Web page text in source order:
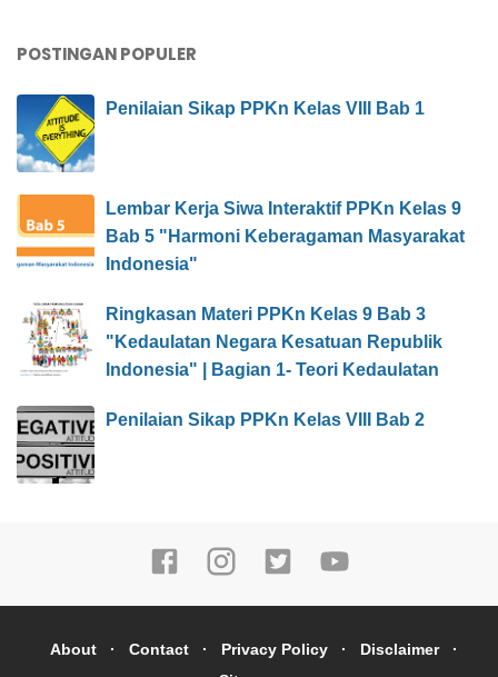
POSTINGAN POPULER
Penilaian Sikap PPKn Kelas VIII Bab 1
Lembar Kerja Siwa Interaktif PPKn Kelas 9
Bab 5 "Harmoni Keberagaman Masyarakat
Indonesia"
Ringkasan Materi PPKn Kelas 9 Bab 3
"Kedaulatan Negara Kesatuan Republik
Indonesia" | Bagian 1- Teori Kedaulatan
Penilaian Sikap PPKn Kelas VIII Bab 2
About Contact Privacy Policy
Disclaimer